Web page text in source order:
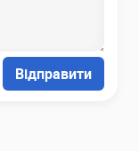
Відправити